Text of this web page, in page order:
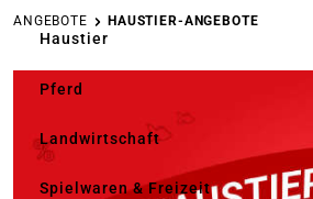
Haustier
Pferd
Landwirtschaft
Spielwaren & Freizeit
ANGEBOTE HAUSTIER-ANGEBOTE